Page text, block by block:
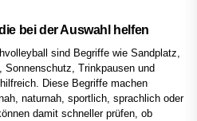
bei der Auswahl helfen
sind Begriffe wie Sandplatz,
Sonnenschutz, Trinkpausen und
Diese Begriffe machen
naturnah, sportlich, sprachlich oder
damit schneller prüfen, ob